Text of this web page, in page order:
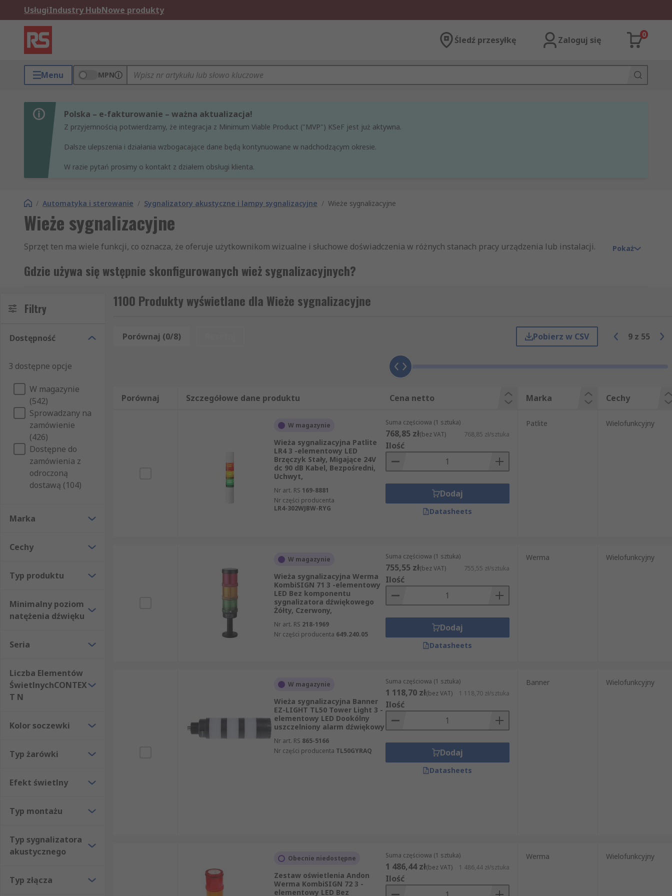
UsługiIndustry HubNowe produkty
Śledź przesyłkę Zaloguj się
0
Menu MPN
Polska – e-fakturowanie – ważna aktualizacja!
Z przyjemnością potwierdzamy, że integracja z Minimum Viable Product ("MVP") KSeF jest już aktywna.
Dalsze ulepszenia i działania wzbogacające dane będą kontynuowane w nadchodzącym okresie.
W razie pytań prosimy o kontakt z działem obsługi klienta.
/ Automatyka i sterowanie / Sygnalizatory akustyczne i lampy sygnalizacyjne / Wieże sygnalizacyjne
Wieże sygnalizacyjne
Sprzęt ten ma wiele funkcji, co oznacza, że oferuje użytkownikom wizualne i słuchowe doświadczenia w różnych stanach pracy urządzenia lub instalacji.
Gdzie używa się wstępnie skonfigurowanych wież sygnalizacyjnych?
Wstępnie skonfigurowane wieże sygnalizacyjne są najczęściej używane w środowisku przemysłowym. wskazując, co w danym momencie dzieje się z
maszyną. Na przykład: uruchomienie i zatrzymanie maszyny, brak materiału, wezwać personel techniczny i awaria sygnalizacji. Następuje to poprzez
miganie, miganie danego koloru lub alarm dźwiękowy.
Nasza bogata oferta wstępnie skonfigurowanych wież sygnalizacyjnych obejmuje warianty wież obrotowych z jednym lub wieloma światłami, różne kolory
tylko sygnały wizualne.
Pokaż
Filtry
Dostępność
3 dostępne opcje
W magazynie
(542)
Sprowadzany na
zamówienie
(426)
Dostępne do
zamówienia z
odroczoną
dostawą (104)
Marka
Cechy
Typ produktu
Minimalny poziom
natężenia dźwięku
Seria
Liczba Elementów
ŚwietlnychCONTEX
T N
Kolor soczewki
Typ żarówki
Efekt świetlny
Typ montażu
Typ sygnalizatora
akustycznego
Typ złącza
1100 Produkty wyświetlane dla Wieże sygnalizacyjne
Porównaj (0/8) Pobierz w CSV 9 z 55
Porównaj Szczegółowe dane produktu Cena netto Marka Cechy
W magazynie
Wieża sygnalizacyjna Patlite
LR4 3 -elementowy LED
Brzęczyk Stały, Migające 24V
dc 90 dB Kabel, Bezpośredni,
Uchwyt,
Nr art. RS 169-8881
Nr części producenta
LR4-302WJBW-RYG
Suma częściowa (1 sztuka)
768,85 zł(bez VAT) 768,85 zł/sztuka
Ilość
Dodaj
Datasheets
Patlite Wielofunkcyjny
W magazynie
Wieża sygnalizacyjna Werma
KombiSIGN 71 3 -elementowy
LED Bez komponentu
sygnalizatora dźwiękowego
Żółty, Czerwony,
Nr art. RS 218-1969
Nr części producenta 649.240.05
Suma częściowa (1 sztuka)
755,55 zł(bez VAT) 755,55 zł/sztuka
Ilość
Dodaj
Datasheets
Werma Wielofunkcyjny
W magazynie
Wieża sygnalizacyjna Banner
EZ-LIGHT TL50 Tower Light 3 -
elementowy LED Dookólny
uszczelniony alarm dźwiękowy
Nr art. RS 865-5166
Nr części producenta TL50GYRAQ
Suma częściowa (1 sztuka)
1 118,70 zł(bez VAT) 1 118,70 zł/sztuka
Ilość
Dodaj
Datasheets
Banner Wielofunkcyjny
Obecnie niedostępne
Zestaw oświetlenia Andon
Werma KombiSIGN 72 3 -
elementowy LED Bez
Suma częściowa (1 sztuka)
1 486,44 zł(bez VAT) 1 486,44 zł/sztuka
Ilość
Werma Wielofunkcyjny